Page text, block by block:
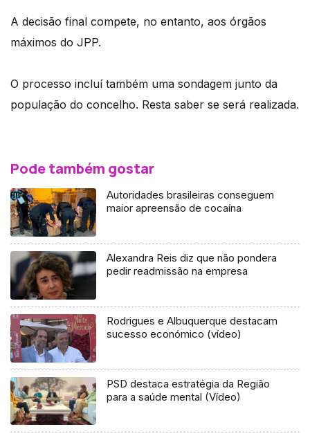
A decisão final compete, no entanto, aos órgãos
máximos do JPP.
O processo incluí também uma sondagem junto da
população do concelho. Resta saber se será realizada.
Pode também gostar
Autoridades brasileiras conseguem
maior apreensão de cocaína
Alexandra Reis diz que não pondera
pedir readmissão na empresa
Rodrigues e Albuquerque destacam
sucesso económico (vídeo)
PSD destaca estratégia da Região
para a saúde mental (Vídeo)